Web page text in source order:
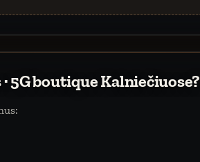
5G boutique Kalniečiuose?